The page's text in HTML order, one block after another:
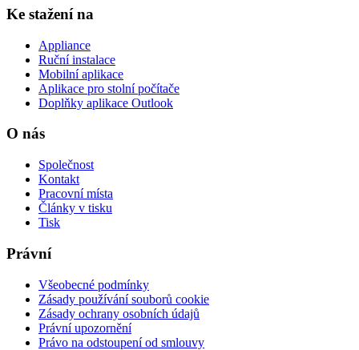
Ke stažení na
Appliance
Ruční instalace
Mobilní aplikace
Aplikace pro stolní počítače
Doplňky aplikace Outlook
O nás
Společnost
Kontakt
Pracovní místa
Články v tisku
Tisk
Právní
Všeobecné podmínky
Zásady používání souborů cookie
Zásady ochrany osobních údajů
Právní upozornění
Právo na odstoupení od smlouvy